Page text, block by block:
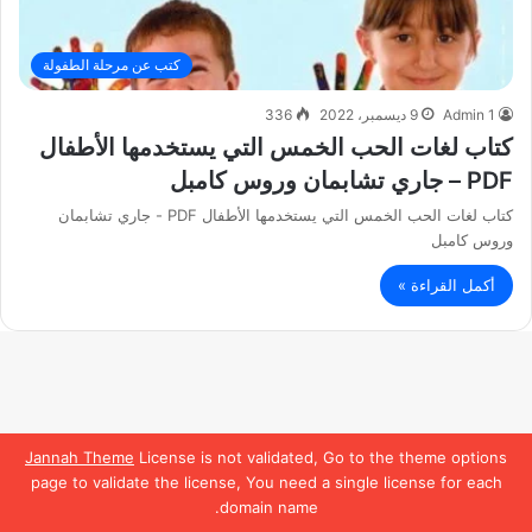
Jannah Theme License is not validated, Go to the theme options
page to validate the license, You need a single license for each
domain name.
كتب عن مرحلة الطفولة
Admin 1 9 ديسمبر، 2022 336
كتاب لغات الحب الخمس التي يستخدمها الأطفال
PDF – جاري تشابمان وروس كامبل
كتاب لغات الحب الخمس التي يستخدمها الأطفال PDF - جاري تشابمان
وروس كامبل
أكمل القراءة »